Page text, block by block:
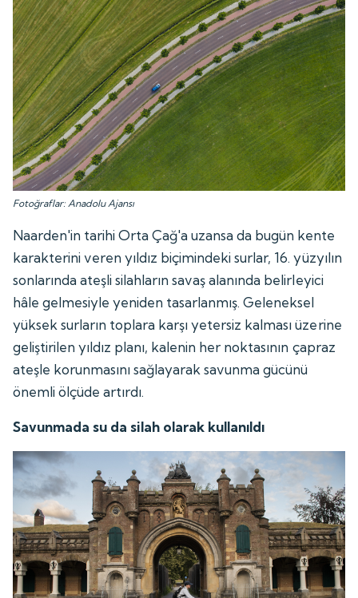
Fotoğraflar: Anadolu Ajansı
Naarden'in tarihi Orta Çağ'a uzansa da bugün kente
karakterini veren yıldız biçimindeki surlar, 16. yüzyılın
sonlarında ateşli silahların savaş alanında belirleyici
hâle gelmesiyle yeniden tasarlanmış. Geleneksel
yüksek surların toplara karşı yetersiz kalması üzerine
geliştirilen yıldız planı, kalenin her noktasının çapraz
ateşle korunmasını sağlayarak savunma gücünü
önemli ölçüde artırdı.
Savunmada su da silah olarak kullanıldı